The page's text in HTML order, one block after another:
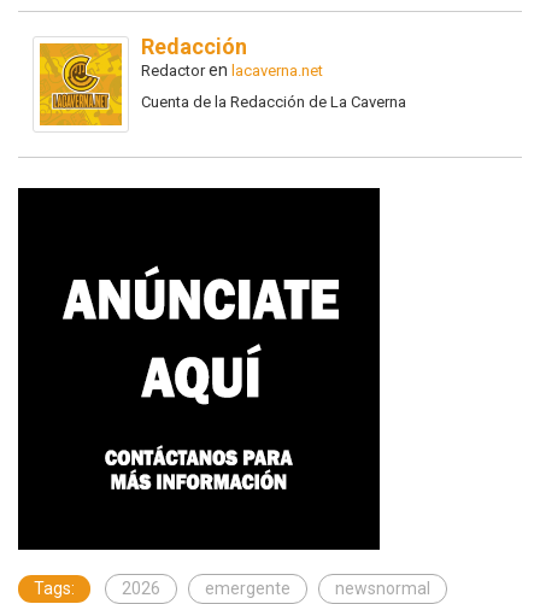
Redacción
Redactoren lacaverna.net
Cuenta de la Redacción de La Caverna
Tags: 2026 emergente newsnormal